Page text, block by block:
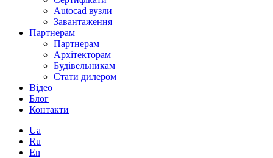
Autocad вузли
Завантаження
Партнерам
Партнерам
Архітекторам
Будівельникам
Стати дилером
Відео
Блог
Контакти
Ua
Ru
En